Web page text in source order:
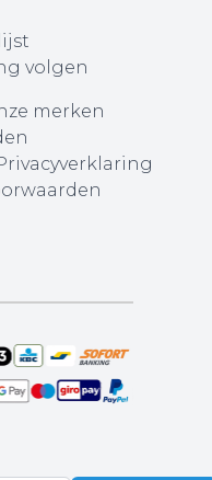
volgen
merken